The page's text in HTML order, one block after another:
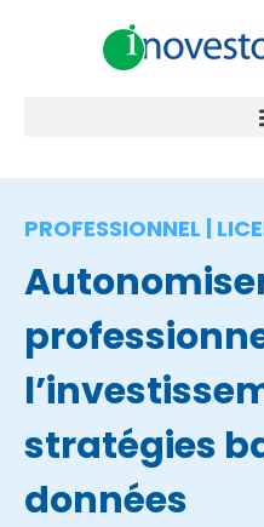
PROFESSIONNEL |
stratégies
données